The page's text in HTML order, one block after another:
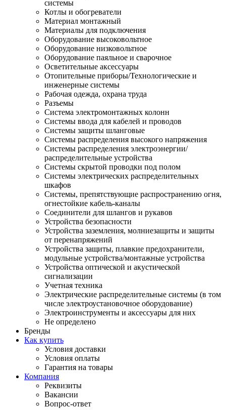
системы
Котлы и обогреватели
Материал монтажный
Материалы для подключения
Оборудование высоковольтное
Оборудование низковольтное
Оборудование паяльное и сварочное
Осветительные аксессуары
Отопительные приборы/Технологические и
инженерные системы
Рабочая одежда, охрана труда
Разъемы
Система электромонтажных колонн
Системы ввода для кабелей и проводов
Системы защиты шланговые
Системы распределения высокого напряжения
Системы распределения электроэнергии/
распределительные устройства
Системы скрытой проводки под полом
Системы электрических распределительных
шкафов
Системы, препятствующие распространению огня,
огнестойкие кабель-каналы
Соединители для шлангов и рукавов
Устройства безопасности
Устройства заземления, молниезащиты и защиты
от перенапряжений
Устройства защиты, плавкие предохранители,
модульные устройства/монтажные устройства
Устройства оптической и акустической
сигнализации
Учетная техника
Электрические распределительные системы (в том
числе электроустановочное оборудование)
Электроинструменты и аксессуары для них
Не определено
Бренды
Как купить
Условия доставки
Условия оплаты
Гарантия на товары
Компания
Реквизиты
Вакансии
Вопрос-ответ